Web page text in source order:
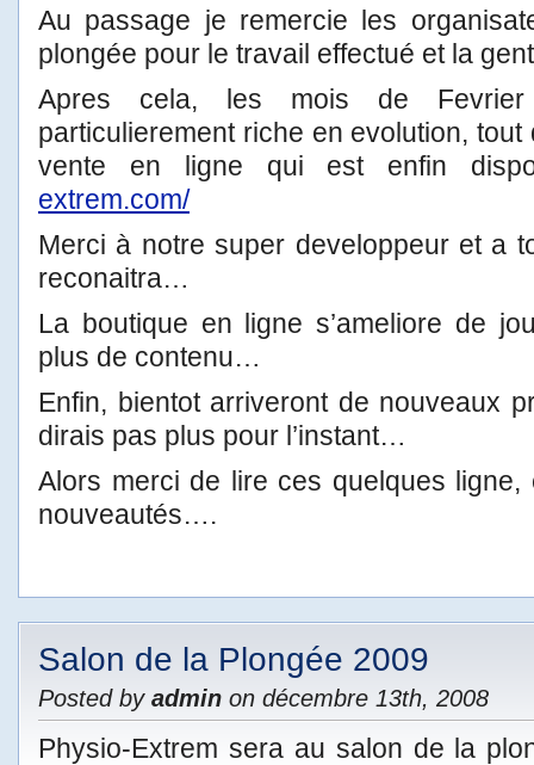
Au passage je remercie les
plongée pour le travail effectué et la
Apres cela, les mois de
particulierement riche en evolution, tout
vente en ligne qui est enfin
extrem.com/
Merci à notre super developpeur et a
reconaitra…
La boutique en ligne s’ameliore de
plus de contenu…
Enfin, bientot arriveront de nouveaux
dirais pas plus pour l’instant…
Alors merci de lire ces quelques
nouveautés….
Salon de la Plongée 2009
Posted by admin on décembre 13th, 2008
Physio-Extrem sera au salon de la